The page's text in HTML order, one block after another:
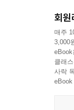
아이
되기
---「
“그것
안타
회원
매주
3,000
클래
사락